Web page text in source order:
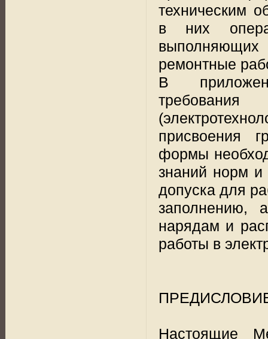
техническим
в них
ремонтные
В
присвоения
формы
знаний норм и
допуска для
заполнению,
нарядам и
работы в
Настоящие